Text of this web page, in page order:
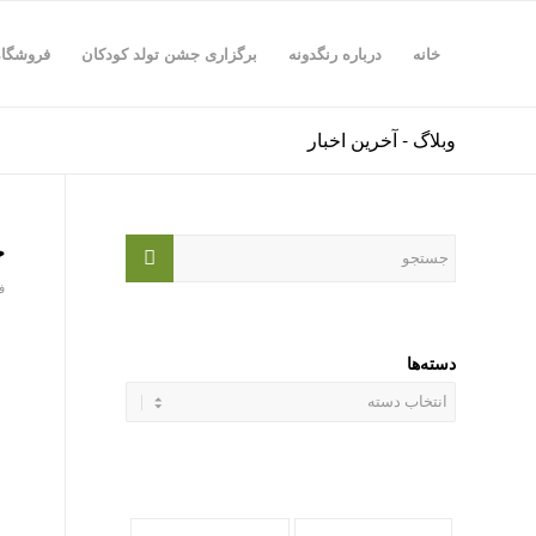
خانه درباره رنگدونه برگزاری جشن تولد کودکان
وبلاگ - آخرین اخبار
دسته‌ها